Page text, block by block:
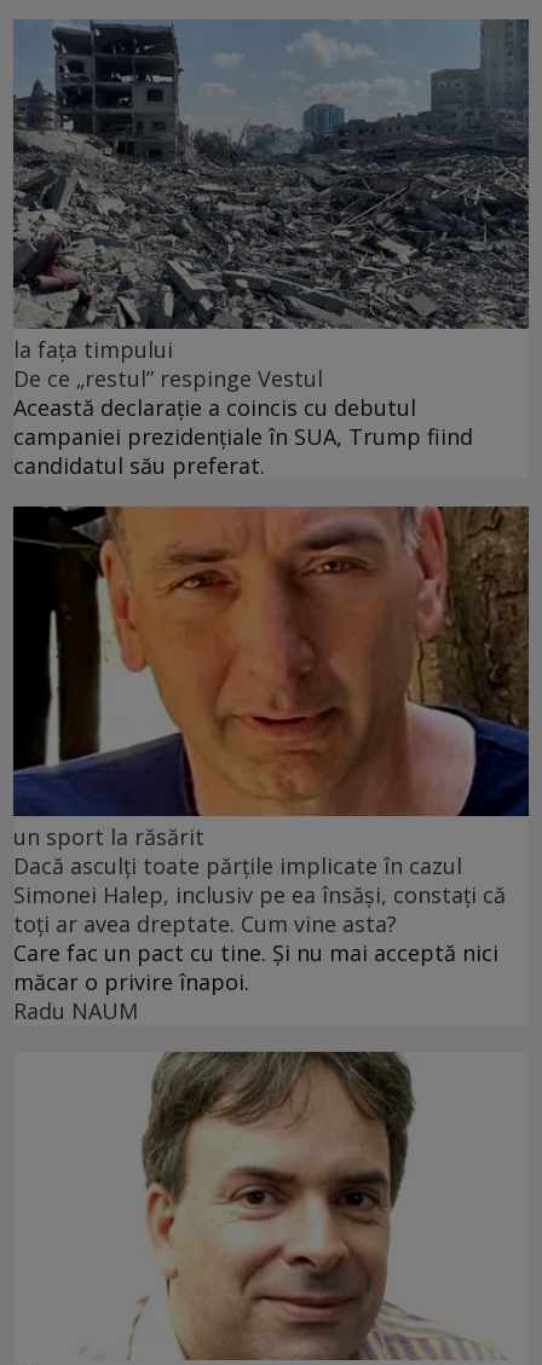
la fața timpului
De ce „restul” respinge Vestul
Această declarație a coincis cu debutul
campaniei prezidențiale în SUA, Trump fiind
candidatul său preferat.
un sport la răsărit
Dacă asculți toate părțile implicate în cazul
Simonei Halep, inclusiv pe ea însăși, constați că
toți ar avea dreptate. Cum vine asta?
Care fac un pact cu tine. Și nu mai acceptă nici
măcar o privire înapoi.
Radu NAUM